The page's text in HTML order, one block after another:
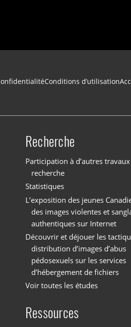
pageConditions d’utilisation
Recherche
Participation à d’autres
recherche
Statistiques
L’exposition des jeunes
des images violentes et
authentiques sur Internet
Découvrir et déjouer les
distribution d’images d’abus
pédosexuels sur les services
d’hébergement de fichiers
Voir toutes les études
Ressources